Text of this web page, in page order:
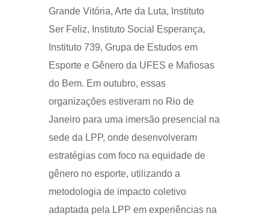
Grande Vitória, Arte da Luta, Instituto
Ser Feliz, Instituto Social Esperança,
Instituto 739, Grupa de Estudos em
Esporte e Gênero da UFES e Mafiosas
do Bem. Em outubro, essas
organizações estiveram no Rio de
Janeiro para uma imersão presencial na
sede da LPP, onde desenvolveram
estratégias com foco na equidade de
gênero no esporte, utilizando a
metodologia de impacto coletivo
adaptada pela LPP em experiências na